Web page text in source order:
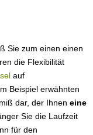
Sie zum einen einen
die Flexibilität
auf
Beispiel erwähnten
dar, der Ihnen eine
Sie die Laufzeit
für den